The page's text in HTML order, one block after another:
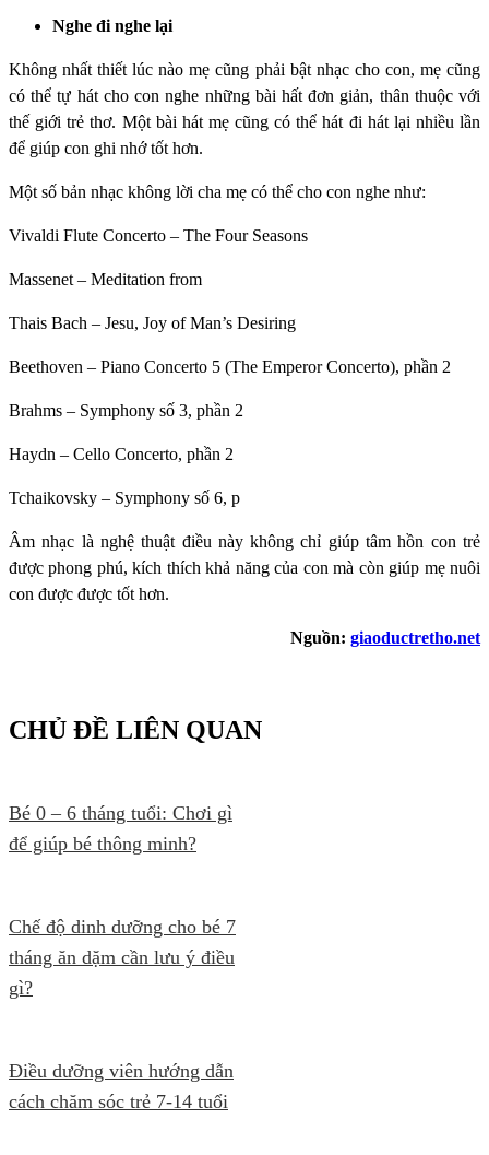
Nghe đi nghe lại
Không nhất thiết lúc nào mẹ cũng phải bật nhạc cho con, mẹ cũng
có thể tự hát cho con nghe những bài hất đơn giản, thân thuộc với
thế giới trẻ thơ. Một bài hát mẹ cũng có thể hát đi hát lại nhiều lần
để giúp con ghi nhớ tốt hơn.
Một số bản nhạc không lời cha mẹ có thể cho con nghe như:
Vivaldi Flute Concerto – The Four Seasons
Massenet – Meditation from
Thais Bach – Jesu, Joy of Man’s Desiring
Beethoven – Piano Concerto 5 (The Emperor Concerto), phần 2
Brahms – Symphony số 3, phần 2
Haydn – Cello Concerto, phần 2
Tchaikovsky – Symphony số 6, p
Âm nhạc là nghệ thuật điều này không chỉ giúp tâm hồn con trẻ
được phong phú, kích thích khả năng của con mà còn giúp mẹ nuôi
con được được tốt hơn.
Nguồn: giaoductretho.net
CHỦ ĐỀ LIÊN QUAN
Bé 0 – 6 tháng tuổi: Chơi gì
để giúp bé thông minh?
Chế độ dinh dưỡng cho bé 7
tháng ăn dặm cần lưu ý điều
gì?
Điều dưỡng viên hướng dẫn
cách chăm sóc trẻ 7-14 tuổi